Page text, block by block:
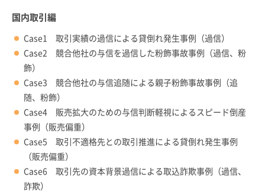
国内取引編
Case1 取引実績の過信による貸倒れ発生事例（過信）
Case2 競合他社の与信を過信した粉飾事故事例（過信、粉
飾）
Case3 競合他社の与信追随による親子粉飾事故事例（追
随、粉飾）
Case4 販売拡大のための与信判断軽視によるスピード倒産
事例（販売偏重）
Case5 取引不適格先との取引推進による貸倒れ発生事例
（販売偏重）
Case6 取引先の資本背景過信による取込詐欺事例（過信、
詐欺）